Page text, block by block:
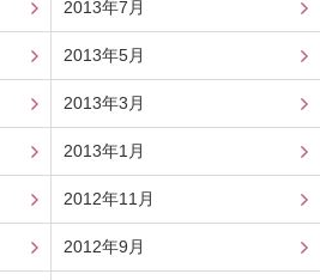
2013年7月
2013年5月
2013年3月
2013年1月
2012年11月
2012年9月